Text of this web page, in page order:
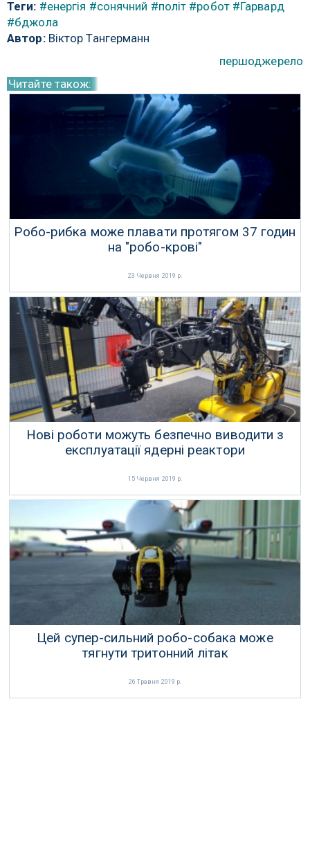
Теги: #енергія #сонячний #політ #робот #Гарвард
#бджола
Автор:Віктор Тангерманн
першоджерело
Читайте також:
Робо-рибка може плавати протягом 37 годин
на "робо-крові"
23 Червня 2019 р.
Нові роботи можуть безпечно виводити з
експлуатації ядерні реактори
15 Червня 2019 р.
Цей супер-сильний робо-собака може
тягнути тритонний літак
26 Травня 2019 р.